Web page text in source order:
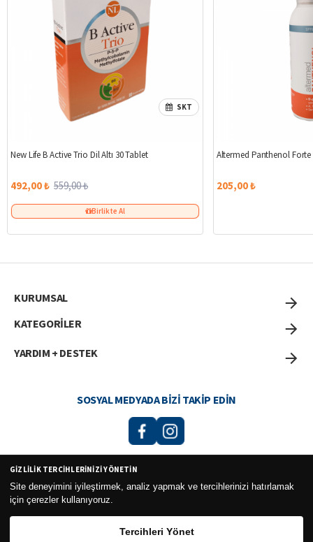
SKT
New Life B Active Trio Dil Altı 30 Tablet
492,00 ₺ 559,00 ₺
Birlikte Al
Altermed Panthenol Forte
205,00 ₺
KURUMSAL
KATEGORİLER
YARDIM + DESTEK
SOSYAL MEDYADA BIZI TAKIP EDIN
Curesel Turizm Ticaret Limited Şirketi 2026 ©
GIZLILIK TERCIHLERINIZI YÖNETIN
Site deneyimini iyileştirmek, analiz yapmak ve tercihlerinizi hatırlamak
için çerezler kullanıyoruz.
Tercihleri Yönet